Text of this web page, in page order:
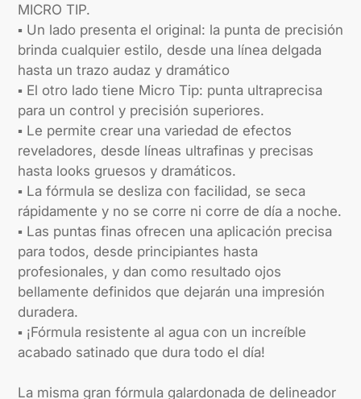
MICRO TIP.
▪ Un lado presenta el original: la punta de precisión
brinda cualquier estilo, desde una línea delgada
hasta un trazo audaz y dramático
▪ El otro lado tiene Micro Tip: punta ultraprecisa
para un control y precisión superiores.
▪ Le permite crear una variedad de efectos
reveladores, desde líneas ultrafinas y precisas
hasta looks gruesos y dramáticos.
▪ La fórmula se desliza con facilidad, se seca
rápidamente y no se corre ni corre de día a noche.
▪ Las puntas finas ofrecen una aplicación precisa
para todos, desde principiantes hasta
profesionales, y dan como resultado ojos
bellamente definidos que dejarán una impresión
duradera.
▪ ¡Fórmula resistente al agua con un increíble
acabado satinado que dura todo el día!
La misma gran fórmula galardonada de delineador